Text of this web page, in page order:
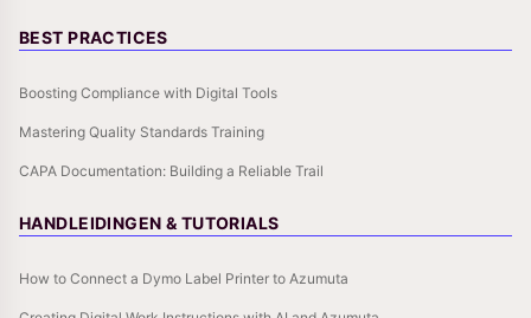
BEST PRACTICES
Boosting Compliance with Digital Tools
Mastering Quality Standards Training
CAPA Documentation: Building a Reliable Trail
HANDLEIDINGEN & TUTORIALS
How to Connect a Dymo Label Printer to Azumuta